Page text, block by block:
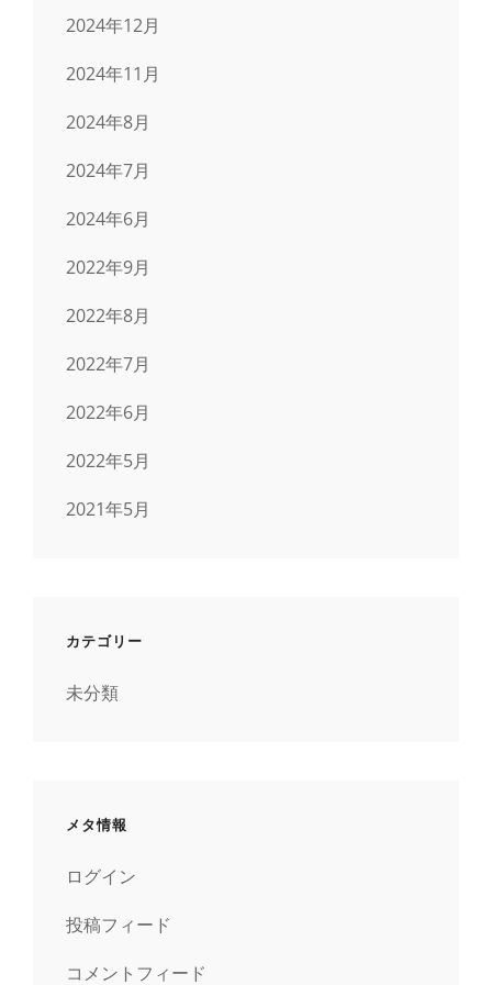
2024年12月
2024年11月
2024年8月
2024年7月
2024年6月
2022年9月
2022年8月
2022年7月
2022年6月
2022年5月
2021年5月
カテゴリー
未分類
メタ情報
ログイン
投稿フィード
コメントフィード